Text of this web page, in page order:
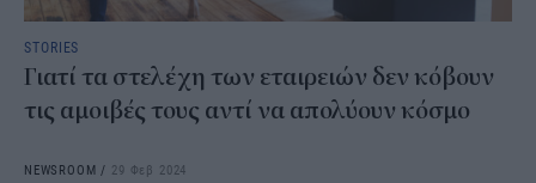
STORIES
Γιατί τα στελέχη των εταιρειών δεν κόβουν
τις αμοιβές τους αντί να απολύουν κόσμο
NEWSROOM / 29 Φεβ 2024